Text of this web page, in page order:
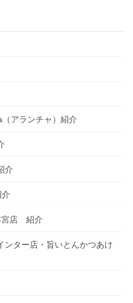
アランチャ）紹介
介
宮店 紹介
ンター店・旨いとんかつあけ